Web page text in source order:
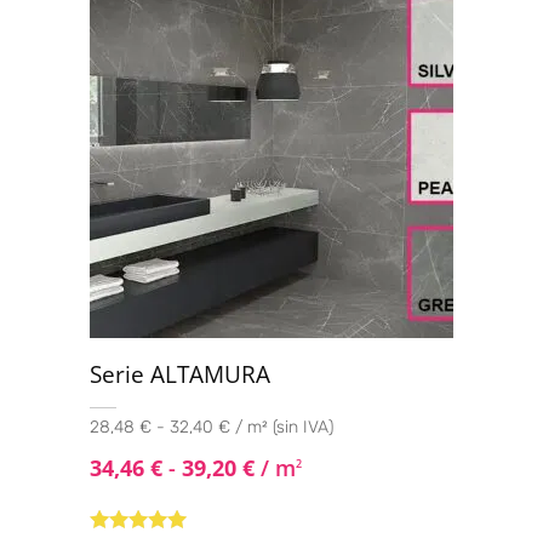
Serie ALTAMURA
28,48 € - 32,40 € / m² (sin IVA)
34,46 € - 39,20 € / m2